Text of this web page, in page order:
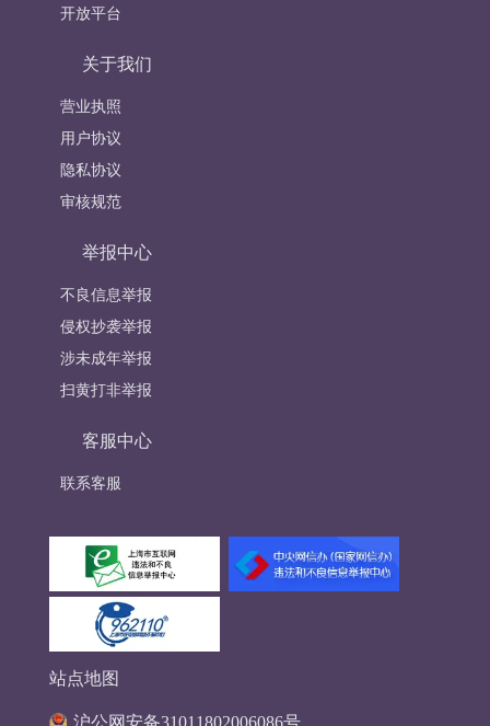
开放平台
关于我们
营业执照
用户协议
隐私协议
审核规范
举报中心
不良信息举报
侵权抄袭举报
涉未成年举报
扫黄打非举报
客服中心
联系客服
站点地图
沪公网安备31011802006086号